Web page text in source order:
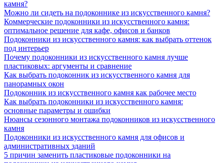
камня?
Можно ли сидеть на подоконнике из искусственного камня?
Коммерческие подоконники из искусственного камня:
оптимальное решение для кафе, офисов и банков
Подоконники из искусственного камня: как выбрать оттенок
под интерьер
Почему подоконники из искусственного камня лучше
пластиковых: аргументы и сравнение
Как выбрать подоконник из искусственного камня для
панорамных окон
Подоконник из искусственного камня как рабочее место
Как выбрать подоконники из искусственного камня:
основные параметры и ошибки
Нюансы сезонного монтажа подоконников из искусственного
камня
Подоконники из искусственного камня для офисов и
административных зданий
5 причин заменить пластиковые подоконники на